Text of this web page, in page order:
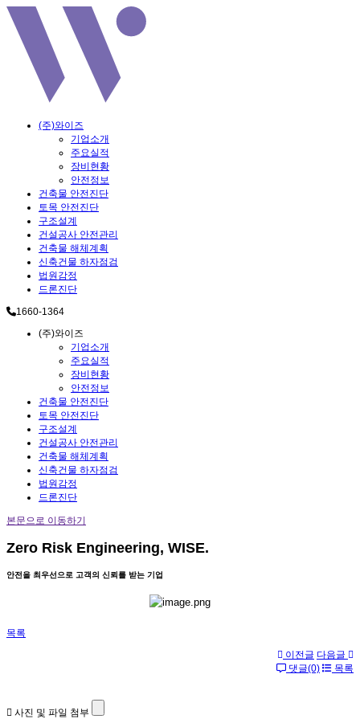
(주)와이즈
기업소개
주요실적
장비현황
안전정보
건축물 안전진단
토목 안전진단
구조설계
건설공사 안전관리
건축물 해체계획
신축건물 하자점검
법원감정
드론진단
1660-1364
(주)와이즈
기업소개
주요실적
장비현황
안전정보
건축물 안전진단
토목 안전진단
구조설계
건설공사 안전관리
건축물 해체계획
신축건물 하자점검
법원감정
드론진단
본문으로 이동하기
Zero Risk Engineering, WISE.
안전을 최우선으로 고객의 신뢰를 받는 기업
목록
이전글 다음글
댓글(0)
목록
사진 및 파일 첨부